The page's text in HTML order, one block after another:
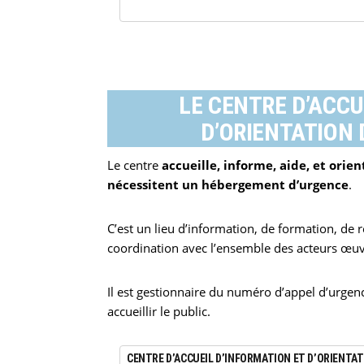
LE CENTRE
Le centre accueille, informe, aide, et
nécessitent un hébergement d’urgence.
C’est un lieu d’information, de formation,
coordination avec l’ensemble des acteurs
Il est gestionnaire du numéro d’appel
accueillir le public.
CENTRE D’ACCUEIL D’INFORMATION ET